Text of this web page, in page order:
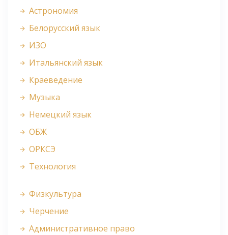
Астрономия
Белорусский язык
ИЗО
Итальянский язык
Краеведение
Музыка
Немецкий язык
ОБЖ
ОРКСЭ
Технология
Физкультура
Черчение
Административное право